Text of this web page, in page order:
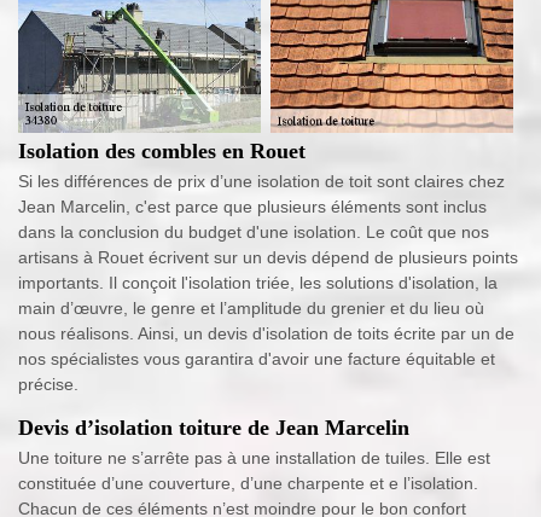
Isolation des combles en Rouet
Si les différences de prix d’une isolation de toit sont claires chez
Jean Marcelin, c'est parce que plusieurs éléments sont inclus
dans la conclusion du budget d'une isolation. Le coût que nos
artisans à Rouet écrivent sur un devis dépend de plusieurs points
importants. Il conçoit l'isolation triée, les solutions d'isolation, la
main d’œuvre, le genre et l’amplitude du grenier et du lieu où
nous réalisons. Ainsi, un devis d'isolation de toits écrite par un de
nos spécialistes vous garantira d'avoir une facture équitable et
précise.
Devis d’isolation toiture de Jean Marcelin
Une toiture ne s’arrête pas à une installation de tuiles. Elle est
constituée d’une couverture, d’une charpente et e l’isolation.
Chacun de ces éléments n’est moindre pour le bon confort